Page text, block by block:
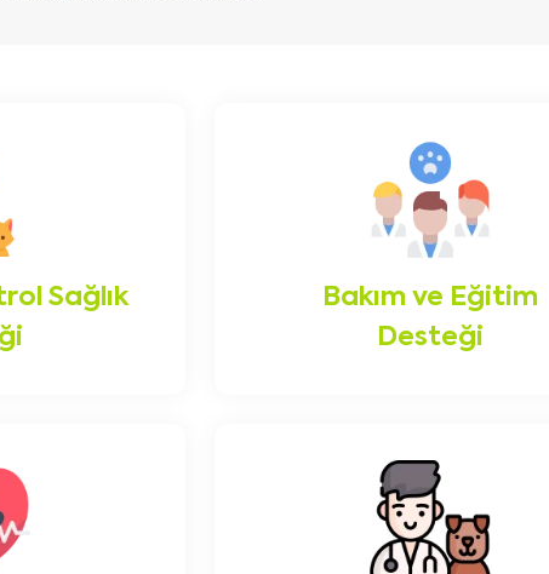
Sağlık
Bakım ve Eğitim
Desteği